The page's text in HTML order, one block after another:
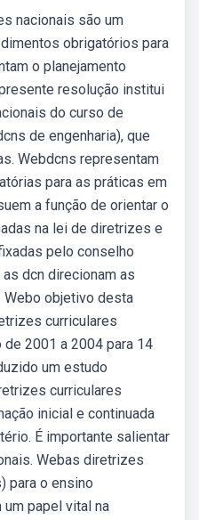
nacionais são um
obrigatórios para
o planejamento
resolução institui
do curso de
de engenharia), que
Webdcns representam
para as práticas em
a função de orientar o
na lei de diretrizes e
pelo conselho
dcn direcionam as
Webo objetivo desta
curriculares
2001 a 2004 para 14
um estudo
curriculares
inicial e continuada
É importante salientar
Webas diretrizes
para o ensino
papel vital na